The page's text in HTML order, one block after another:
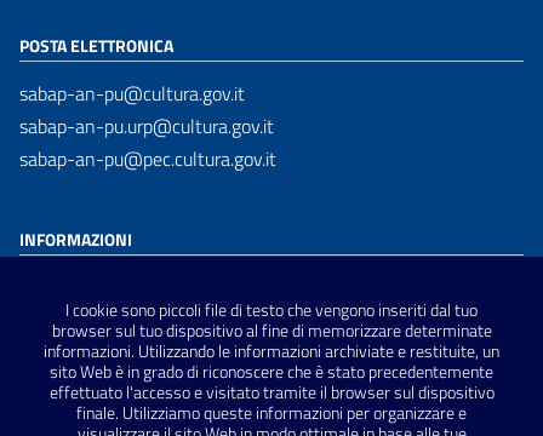
I cookie sono piccoli file di testo che vengono inseriti dal tuo
browser sul tuo dispositivo al fine di memorizzare determinate
informazioni. Utilizzando le informazioni archiviate e restituite, un
sito Web è in grado di riconoscere che è stato precedentemente
effettuato l'accesso e visitato tramite il browser sul dispositivo
finale. Utilizziamo queste informazioni per organizzare e
POSTA ELETTRONICA
sabap-an-pu@cultura.gov.it
sabap-an-pu.urp@cultura.gov.it
sabap-an-pu@pec.cultura.gov.it
INFORMAZIONI
Privacy Policy
Note Legali
Sitemap